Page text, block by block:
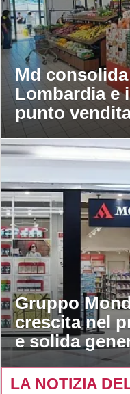
Md
Lombardia e
punto
Gruppo
crescita nel
e solida
LA NOTIZIA